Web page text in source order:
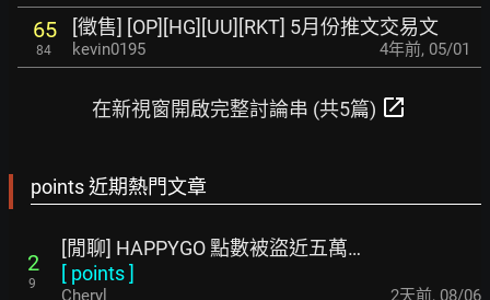
65
84
[徵售] [OP][HG][UU][RKT] 5月份推文交易文
kevin0195 4年前, 05/01
在新視窗開啟完整討論串 (共5篇) open_in_new
points 近期熱門文章
2
9
[閒聊] HAPPYGO 點數被盜近五萬…
[ points]
Cheryl 2天前, 08/06